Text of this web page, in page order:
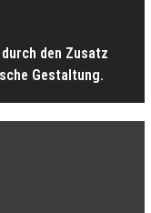
den Zusatz
Gestaltung.